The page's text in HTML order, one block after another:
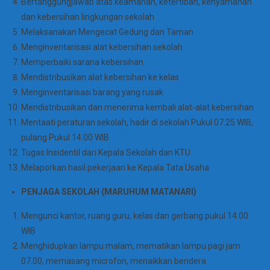
dan kebersihan lingkungan sekolah
Melaksanakan Mengecat Gedung dan Taman
Menginventarisasi alat kebersihan sekolah
Memperbaiki sarana kebersihan
Mendistribusikan alat kebersihan ke kelas
Menginventarisasi barang yang rusak
Mendistribusikan dan menerima kembali alat-alat kebersihan
Mentaati peraturan sekolah, hadir di sekolah Pukul 07.25 WIB,
pulang Pukul 14.00 WIB
Tugas Insidentil dari Kepala Sekolah dan KTU
Melaporkan hasil pekerjaan ke Kepala Tata Usaha
PENJAGA SEKOLAH (MARUHUM MATANARI)
Mengunci kantor, ruang guru, kelas dan gerbang pukul 14.00
WIB
Menghidupkan lampu malam, mematikan lampu pagi jam
07.00, memasang microfon, menaikkan bendera